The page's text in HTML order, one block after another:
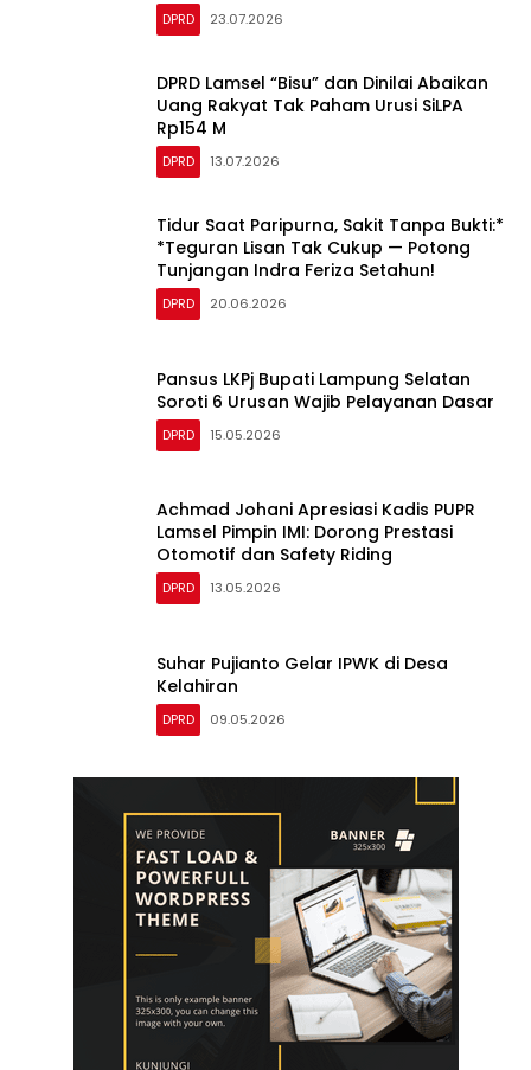
DPRD 23.07.2026
‎DPRD Lamsel “Bisu” dan Dinilai Abaikan
Uang Rakyat Tak Paham Urusi SiLPA
DPRD 13.07.2026
Tidur Saat Paripurna, Sakit Tanpa Bukti:*
*Teguran Lisan Tak Cukup — Potong
Tunjangan Indra Feriza Setahun!
DPRD 20.06.2026
Pansus LKPj Bupati Lampung Selatan
Soroti 6 Urusan Wajib Pelayanan Dasar
DPRD 15.05.2026
‎Achmad Johani Apresiasi Kadis PUPR
Lamsel Pimpin IMI: Dorong Prestasi
DPRD 13.05.2026
Suhar Pujianto Gelar IPWK di Desa
Kelahiran
DPRD 09.05.2026